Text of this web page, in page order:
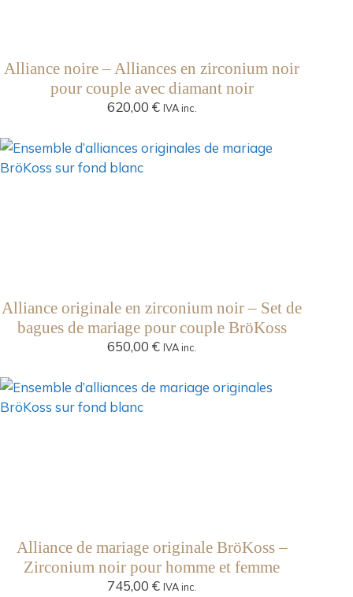
Alliance noire – Alliances en zirconium noir
pour couple avec diamant noir
620,00 € IVA inc.
Alliance originale en zirconium noir – Set de
bagues de mariage pour couple BröKoss
650,00 € IVA inc.
Alliance de mariage originale BröKoss –
Zirconium noir pour homme et femme
745,00 € IVA inc.